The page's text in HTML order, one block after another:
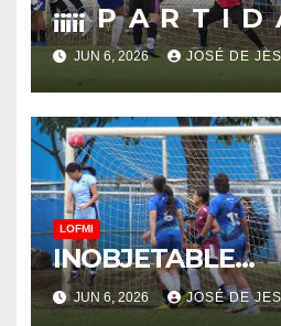
¡¡¡¡¡ P A R T I
JUN 6, 2026 JOSÉ DE
LOFMI
INOBJETABLE…
JUN 6, 2026 JOSÉ DE